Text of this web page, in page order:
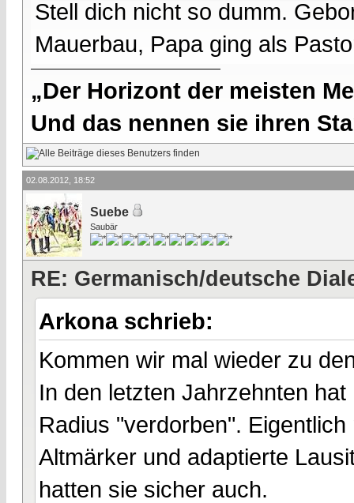
Stell dich nicht so dumm.
Mauerbau, Papa ging als
„Der Horizont der meisten
Und das nennen sie ihren
02.08.2012, 18:52
Suebe
Saubär
RE: Germanisch/deutsche
Arkona schrieb:
Kommen wir mal wieder zu
In den letzten Jahrzehnten
Radius "verdorben".
Altmärker und adaptierte
hatten sie sicher auch.